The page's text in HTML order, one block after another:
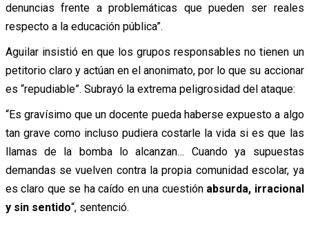
denuncias frente a problemáticas que pueden ser reales
respecto a la educación pública”.
Aguilar insistió en que los grupos responsables no tienen un
petitorio claro y actúan en el anonimato, por lo que su accionar
es “repudiable”. Subrayó la extrema peligrosidad del ataque:
“Es gravísimo que un docente pueda haberse expuesto a algo
tan grave como incluso pudiera costarle la vida si es que las
llamas de la bomba lo alcanzan… Cuando ya supuestas
demandas se vuelven contra la propia comunidad escolar, ya
es claro que se ha caído en una cuestión absurda, irracional
y sin sentido“, sentenció.